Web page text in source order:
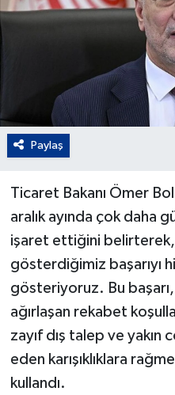
Paylaş
Ticaret Bakanı Ömer
aralık ayında çok daha
işaret ettiğini belirterek,
gösterdiğimiz başarıyı
gösteriyoruz. Bu
ağırlaşan rekabet
zayıf dış talep ve yakın
eden karışıklıklara
kullandı.